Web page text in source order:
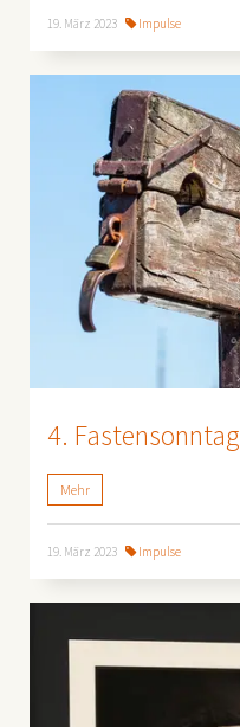
19. März 2023 Impulse
4. Fastensonntag
Mehr
19. März 2023 Impulse